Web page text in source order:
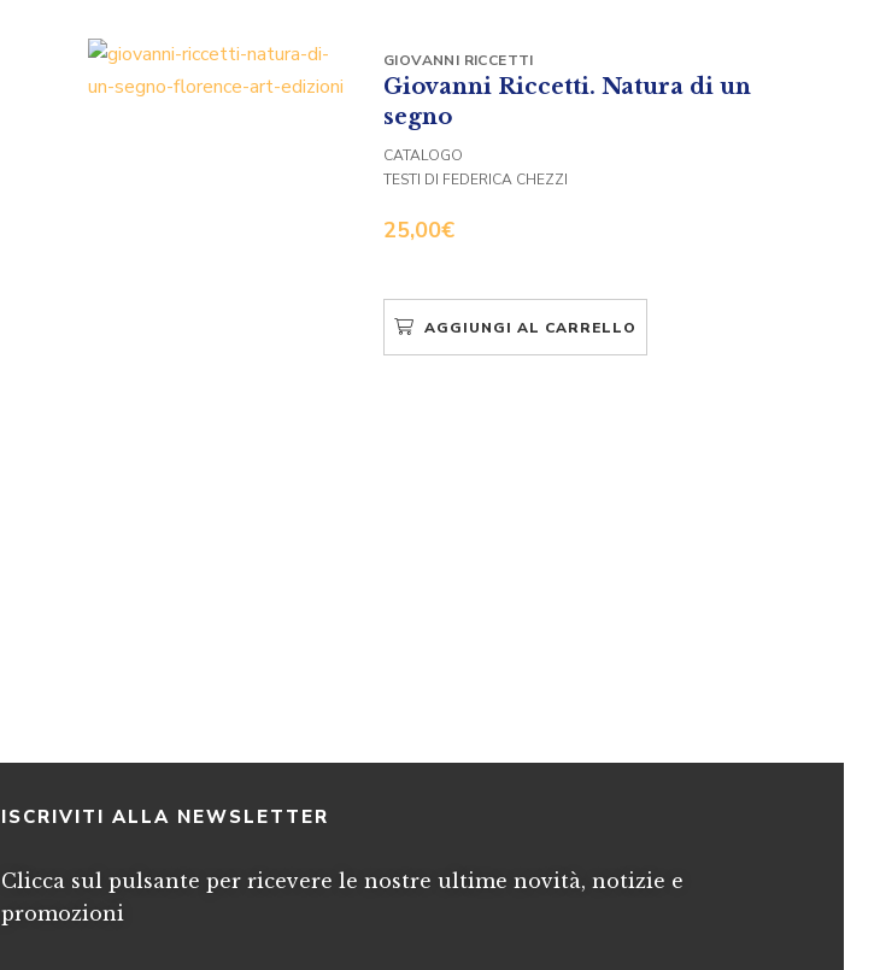
Giovanni Riccetti. Natura di un
segno
25,00€
GIOVANNI RICCETTI
CATALOGO
TESTI DI FEDERICA CHEZZI
AGGIUNGI AL CARRELLO
ISCRIVITI ALLA NEWSLETTER
Clicca sul pulsante per ricevere le nostre ultime novità, notizie e
promozioni